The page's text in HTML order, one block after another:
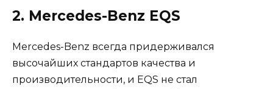
2. Mercedes-Benz EQS
Mercedes-Benz всегда придерживался
высочайших стандартов качества и
производительности, и EQS не стал